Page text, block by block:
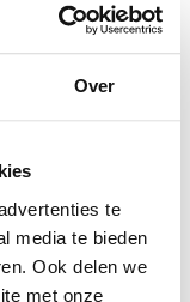
Over
te
media te bieden
Ook delen we
met onze
om af te zien
nog complexer:
prijzen
Je betaalt